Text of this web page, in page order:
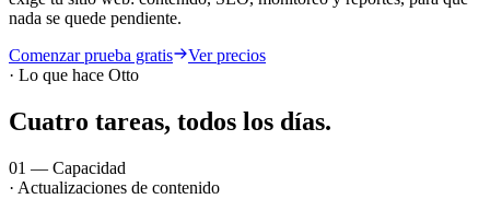
nada se quede pendiente.
Comenzar prueba gratis
Ver precios
· Lo que hace Otto
Cuatro tareas, todos los días.
01 — Capacidad
· Actualizaciones de contenido